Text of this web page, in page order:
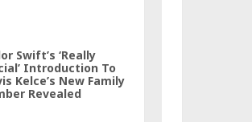
Swift’s ‘really
Introduction To
Kelce’s New Family
Revealed